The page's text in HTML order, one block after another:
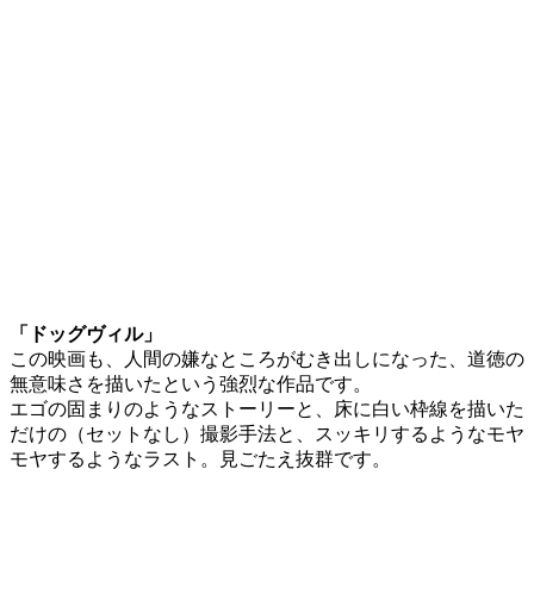
「ドッグヴィル」
この映画も、人間の嫌なところがむき出しになった、道徳の
無意味さを描いたという強烈な作品です。
エゴの固まりのようなストーリーと、床に白い枠線を描いた
だけの（セットなし）撮影手法と、スッキリするようなモヤ
モヤするようなラスト。見ごたえ抜群です。